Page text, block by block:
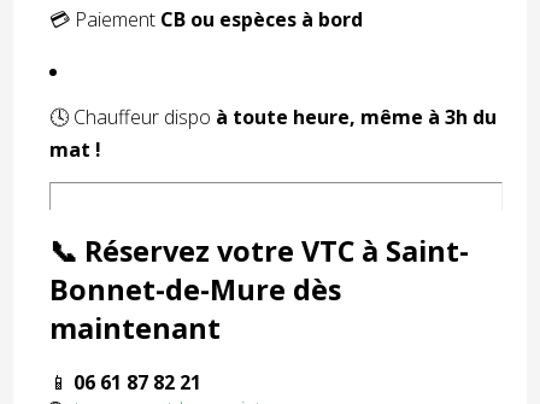
💳 Paiement CB ou espèces à bord
🕓 Chauffeur dispo à toute heure, même à 3h du
mat !
📞 Réservez votre VTC à Saint-
Bonnet-de-Mure dès
maintenant
📱 06 61 87 82 21